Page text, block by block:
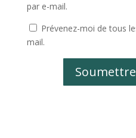
par e-mail.
Prévenez-moi de tous
mail.